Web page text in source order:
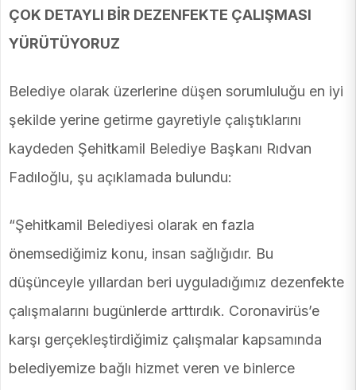
ÇOK DETAYLI BİR DEZENFEKTE ÇALIŞMASI
YÜRÜTÜYORUZ
Belediye olarak üzerlerine düşen sorumluluğu en iyi
şekilde yerine getirme gayretiyle çalıştıklarını
kaydeden Şehitkamil Belediye Başkanı Rıdvan
Fadıloğlu, şu açıklamada bulundu:
“Şehitkamil Belediyesi olarak en fazla
önemsediğimiz konu, insan sağlığıdır. Bu
düşünceyle yıllardan beri uyguladığımız dezenfekte
çalışmalarını bugünlerde arttırdık. Coronavirüs’e
karşı gerçekleştirdiğimiz çalışmalar kapsamında
belediyemize bağlı hizmet veren ve binlerce